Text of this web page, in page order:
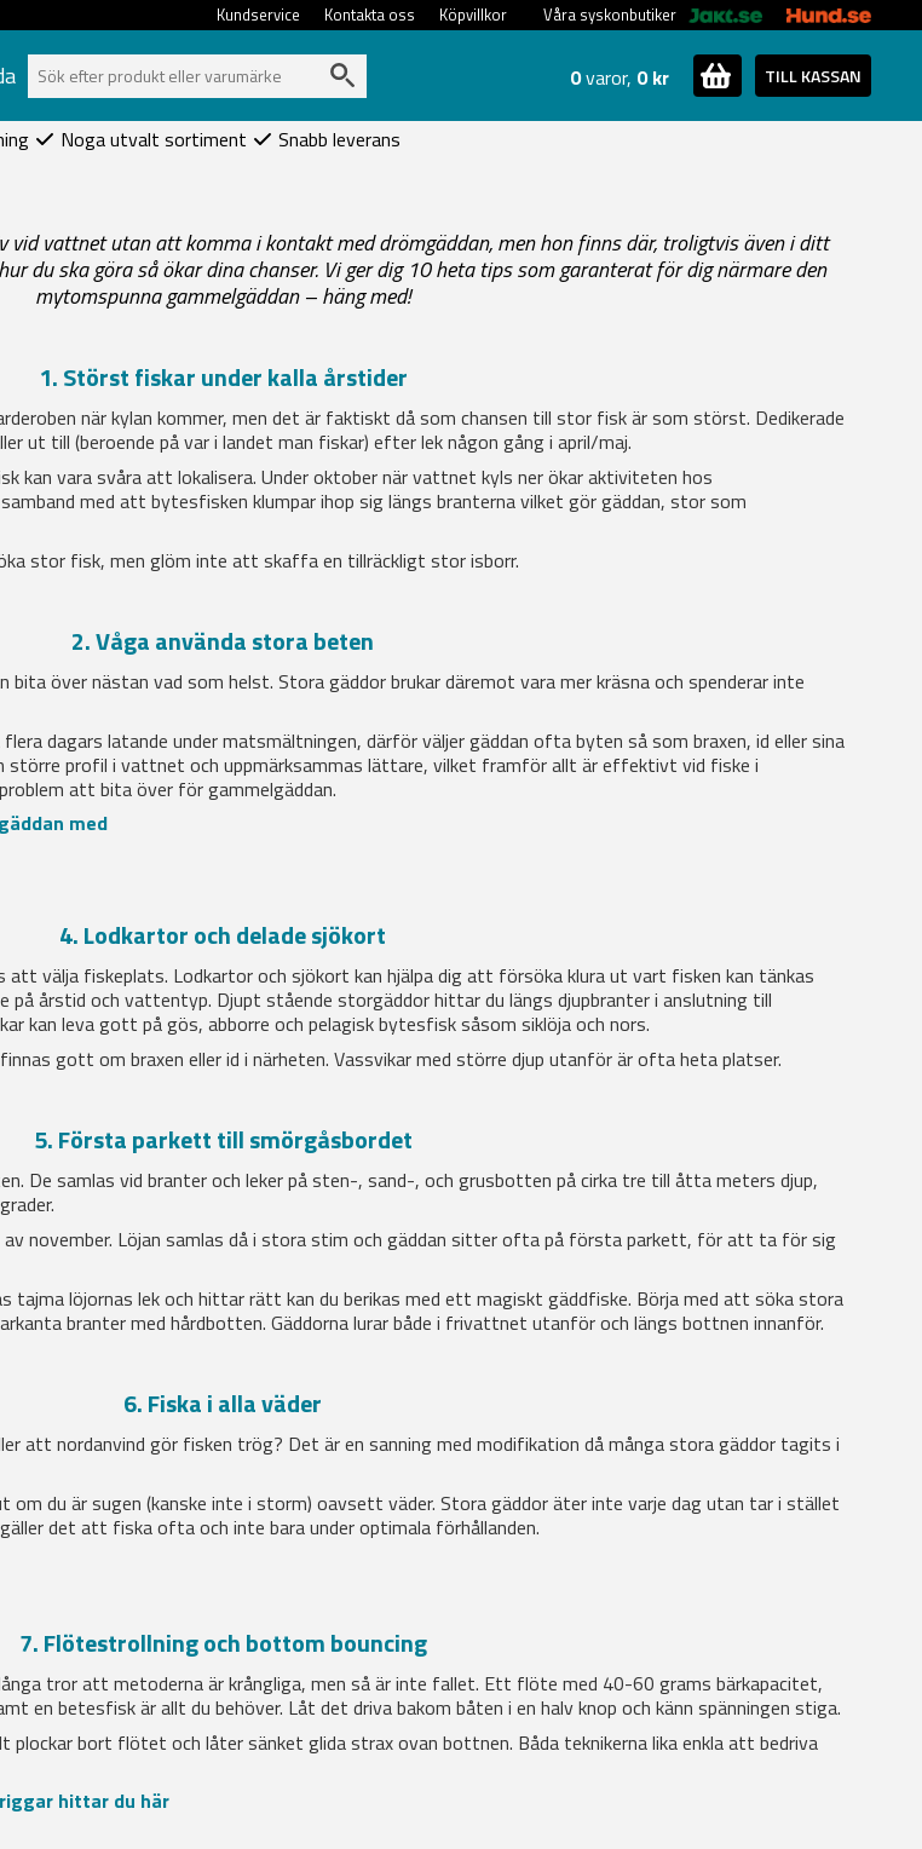
Våra syskonbutiker
Köpvillkor
Kontakta oss
Kundservice
0varor, 0 kr TILL KASSAN
Noga utvalt sortiment Snabb leverans
vid vattnet utan att komma i kontakt med drömgäddan, men hon finns där, troligtvis även i ditt
du ska göra så ökar dina chanser. Vi ger dig 10 heta tips som garanterat för dig närmare den
mytomspunna gammelgäddan – häng med!
1. Störst fiskar under kalla årstider
när kylan kommer, men det är faktiskt då som chansen till stor fisk är som störst. Dedikerade
ut till (beroende på var i landet man fiskar) efter lek någon gång i april/maj.
kan vara svåra att lokalisera. Under oktober när vattnet kyls ner ökar aktiviteten hos
med att bytesfisken klumpar ihop sig längs branterna vilket gör gäddan, stor som
stor fisk, men glöm inte att skaffa en tillräckligt stor isborr.
2. Våga använda stora beten
bita över nästan vad som helst. Stora gäddor brukar däremot vara mer kräsna och spenderar inte
dagars latande under matsmältningen, därför väljer gäddan ofta byten så som braxen, id eller sina
profil i vattnet och uppmärksammas lättare, vilket framför allt är effektivt vid fiske i
att bita över för gammelgäddan.
med
4. Lodkartor och delade sjökort
välja fiskeplats. Lodkartor och sjökort kan hjälpa dig att försöka klura ut vart fisken kan tänkas
på årstid och vattentyp. Djupt stående storgäddor hittar du längs djupbranter i anslutning till
kan leva gott på gös, abborre och pelagisk bytesfisk såsom siklöja och nors.
gott om braxen eller id i närheten. Vassvikar med större djup utanför är ofta heta platser.
5. Första parkett till smörgåsbordet
De samlas vid branter och leker på sten-, sand-, och grusbotten på cirka tre till åtta meters djup,
av november. Löjan samlas då i stora stim och gäddan sitter ofta på första parkett, för att ta för sig
tajma löjornas lek och hittar rätt kan du berikas med ett magiskt gäddfiske. Börja med att söka stora
branter med hårdbotten. Gäddorna lurar både i frivattnet utanför och längs bottnen innanför.
6. Fiska i alla väder
att nordanvind gör fisken trög? Det är en sanning med modifikation då många stora gäddor tagits i
om du är sugen (kanske inte i storm) oavsett väder. Stora gäddor äter inte varje dag utan tar i stället
det att fiska ofta och inte bara under optimala förhållanden.
7. Flötestrollning och bottom bouncing
tror att metoderna är krångliga, men så är inte fallet. Ett flöte med 40-60 grams bärkapacitet,
en betesfisk är allt du behöver. Låt det driva bakom båten i en halv knop och känn spänningen stiga.
plockar bort flötet och låter sänket glida strax ovan bottnen. Båda teknikerna lika enkla att bedriva
hittar du här